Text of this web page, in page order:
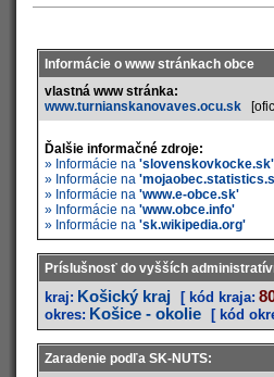
Informácie o www stránkach obce
vlastná www stránka:
www.turnianskanovaves.ocu.sk
Ďalšie informačné zdroje:
» Informácie na 'slovenskovkocke.sk'
» Informácie na
» Informácie na 'www.e-obce.sk'
» Informácie na 'www.obce.info'
» Informácie na 'sk.wikipedia.org'
Príslušnosť do vyšších
kraj: Košický kraj [ kód kraja:
okres: Košice - okolie [ kód
Zaradenie podľa SK-NUTS: